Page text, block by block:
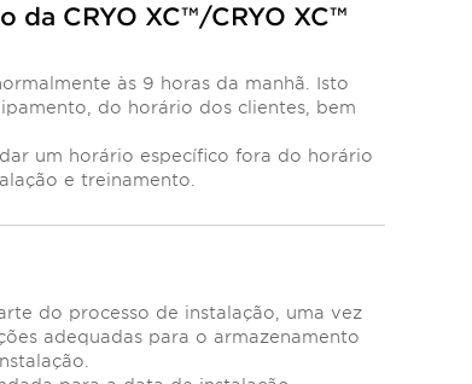
da CRYO XC™/CRYO XC™
às 9 horas da manhã. Isto
do horário dos clientes, bem
um horário específico fora do horário
e treinamento.
do processo de instalação, uma vez
adequadas para o armazenamento